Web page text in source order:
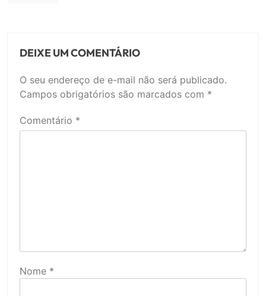
DEIXE UM COMENTÁRIO
O seu endereço de e-mail não será publicado.
Campos obrigatórios são marcados com *
Comentário *
Nome *